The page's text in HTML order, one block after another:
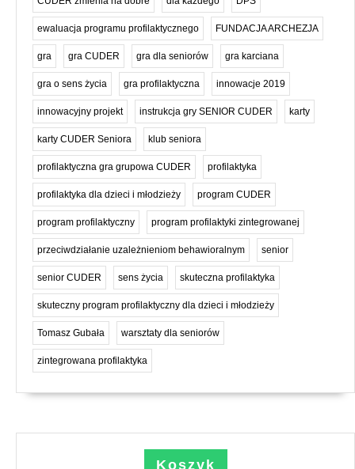
ewaluacja programu profilaktycznego FUNDACJA ARCHEZJA
gra gra CUDER gra dla seniorów gra karciana
gra o sens życia gra profilaktyczna innowacje 2019
innowacyjny projekt instrukcja gry SENIOR CUDER karty
karty CUDER Seniora klub seniora
profilaktyczna gra grupowa CUDER profilaktyka
profilaktyka dla dzieci i młodzieży program CUDER
program profilaktyczny program profilaktyki zintegrowanej
przeciwdziałanie uzależnieniom behawioralnym senior
senior CUDER sens życia skuteczna profilaktyka
skuteczny program profilaktyczny dla dzieci i młodzieży
Tomasz Gubała warsztaty dla seniorów
zintegrowana profilaktyka
Koszyk